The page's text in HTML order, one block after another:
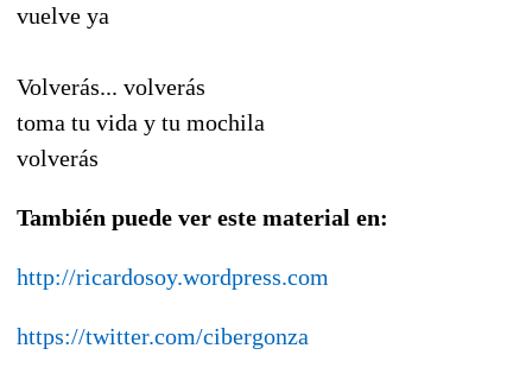
vuelve ya
Volverás... volverás
toma tu vida y tu mochila
volverás
También puede ver este material en:
http://ricardosoy.wordpress.com
https://twitter.com/cibergonza